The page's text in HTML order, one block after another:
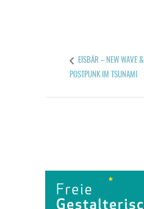
EISBÄR – NEW WAVE &
POSTPUNK IM TSUNAMI